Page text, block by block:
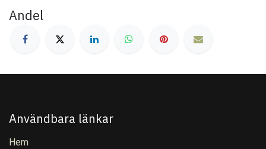
Andel
Användbara länkar
Hem